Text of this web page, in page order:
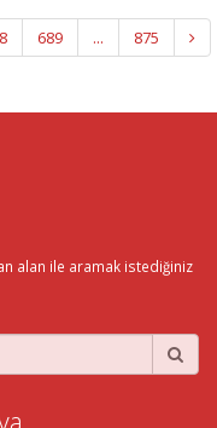
689 ... 875
alan ile aramak istediğiniz